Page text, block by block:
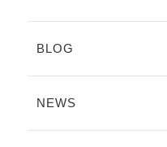
BLOG
NEWS